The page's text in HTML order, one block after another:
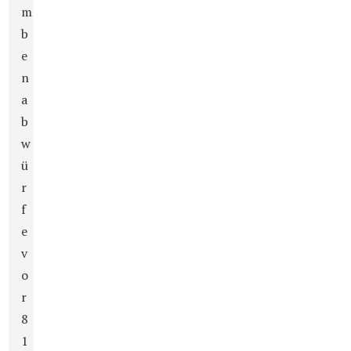
m
b
e
n
a
b
w
ü
r
f
e
v
o
r
8
1